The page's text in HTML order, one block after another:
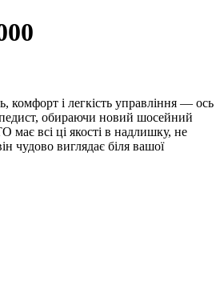
комфорт і легкість управління — ось
обираючи новий шосейний
всі ці якості в надлишку, не
чудово виглядає біля вашої